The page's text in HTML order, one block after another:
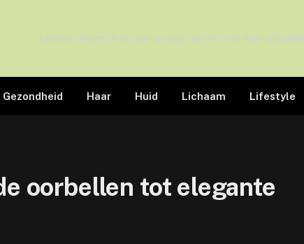
Gezondheid Haar Huid Lichaam Lifestyle
oorbellen tot elegante